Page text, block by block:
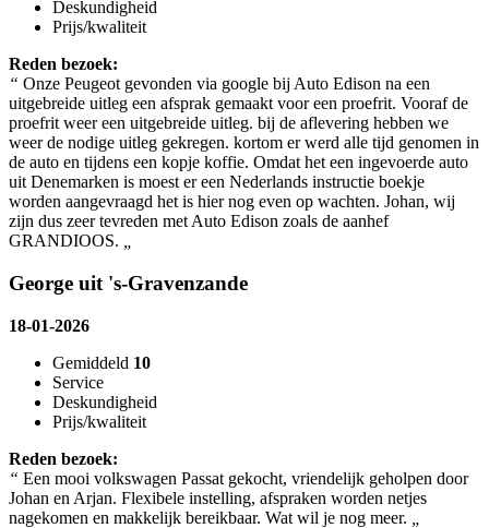
Deskundigheid
Prijs/kwaliteit
Reden bezoek:
“ Onze Peugeot gevonden via google bij Auto Edison na een
uitgebreide uitleg een afsprak gemaakt voor een proefrit. Vooraf de
proefrit weer een uitgebreide uitleg. bij de aflevering hebben we
weer de nodige uitleg gekregen. kortom er werd alle tijd genomen in
de auto en tijdens een kopje koffie. Omdat het een ingevoerde auto
uit Denemarken is moest er een Nederlands instructie boekje
worden aangevraagd het is hier nog even op wachten. Johan, wij
zijn dus zeer tevreden met Auto Edison zoals de aanhef
GRANDIOOS. „
George uit 's-Gravenzande
18-01-2026
Gemiddeld 10
Service
Deskundigheid
Prijs/kwaliteit
Reden bezoek:
“ Een mooi volkswagen Passat gekocht, vriendelijk geholpen door
Johan en Arjan. Flexibele instelling, afspraken worden netjes
nagekomen en makkelijk bereikbaar. Wat wil je nog meer.